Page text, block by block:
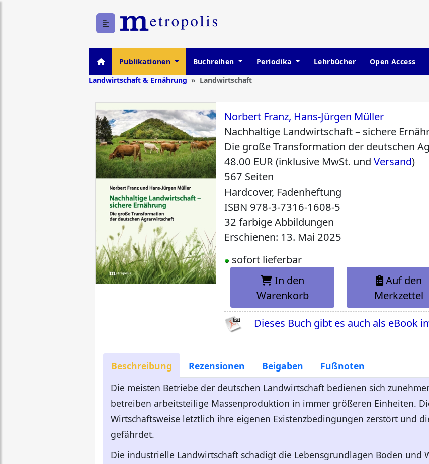
Publikationen Buchreihen Periodika Lehrbücher
Open Access
Landwirtschaft & Ernährung
Landwirtschaft
Norbert Franz, Hans-Jürgen Müller
Nachhaltige Landwirtschaft – sichere
Die große Transformation der deutschen
48.00 EUR (inklusive MwSt. undVersand)
567 Seiten
Hardcover, Fadenheftung
ISBN 978-3-7316-1608-5
32 farbige Abbildungen
Erschienen: 13. Mai 2025
sofort lieferbar
In den
Warenkorb
Auf den
Merkzettel
Dieses Buch gibt es auch als eBook
Beschreibung Rezensionen Beigaben
Fußnoten
Die meisten Betriebe der deutschen Landwirtschaft bedienen sich
betreiben arbeitsteilige Massenproduktion in immer größeren Einheiten.
Wirtschaftsweise letztlich ihre eigenen Existenzbedingungen zerstört und
gefährdet.
Die industrielle Landwirtschaft schädigt die Lebensgrundlagen Boden und